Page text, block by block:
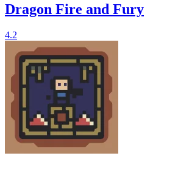
Dragon Fire and Fury
4.2